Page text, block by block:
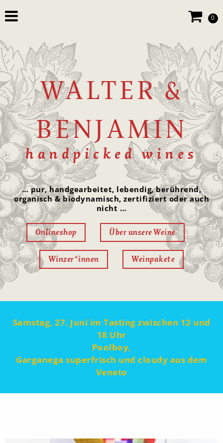
0
WALTER &
BENJAMIN
handpicked wines
… pur, handgearbeitet, lebendig, berührend,
organisch & biodynamisch, zertifiziert oder auch
nicht …
Onlineshop Über unsere Weine
Winzer*innen Weinpakete
Samstag, 27. Juni im Tasting zwischen 12 und
18 Uhr
Poolboy,
Garganega superfrisch und cloudy aus dem
Veneto